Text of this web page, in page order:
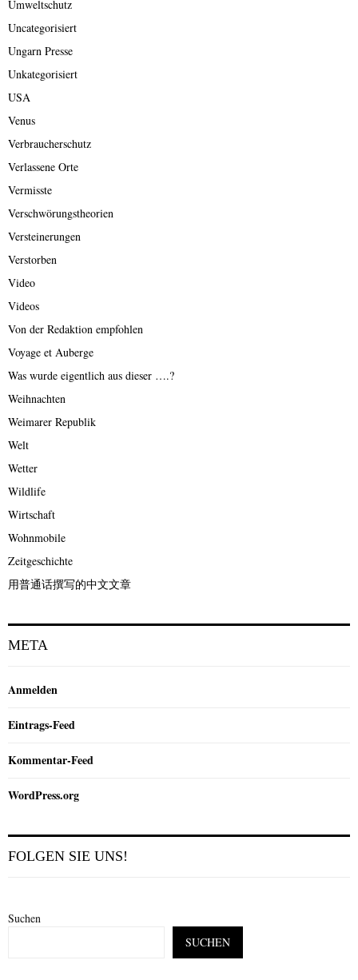
Umweltschutz
Uncategorisiert
Ungarn Presse
Unkategorisiert
USA
Venus
Verbraucherschutz
Verlassene Orte
Vermisste
Verschwörungstheorien
Versteinerungen
Verstorben
Video
Videos
Von der Redaktion empfohlen
Voyage et Auberge
Was wurde eigentlich aus dieser ….?
Weihnachten
Weimarer Republik
Welt
Wetter
Wildlife
Wirtschaft
Wohnmobile
Zeitgeschichte
用普通话撰写的中文文章
META
Anmelden
Eintrags-Feed
Kommentar-Feed
WordPress.org
FOLGEN SIE UNS!
Suchen
SUCHEN